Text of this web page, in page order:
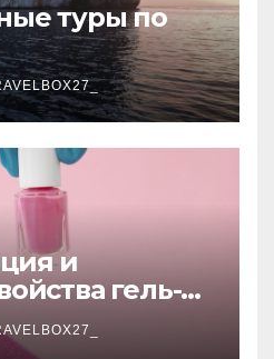
туры по
техники
и
гель-